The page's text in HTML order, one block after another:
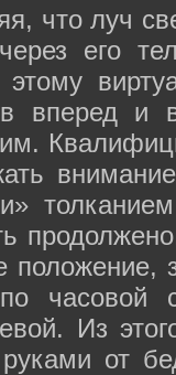
что луч
его
этому
вперед и
положение,
часовой
Из
от